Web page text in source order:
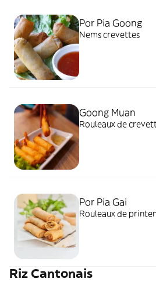
Por Pia Goong
Nems crevettes
Goong Muan
Rouleaux de
Por Pia Gai
Rouleaux de
Riz Cantonais